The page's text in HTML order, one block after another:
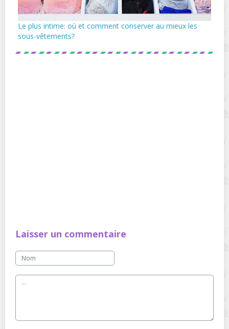
Le plus intime: où et comment conserver au mieux les
sous-vêtements?
Laisser un commentaire